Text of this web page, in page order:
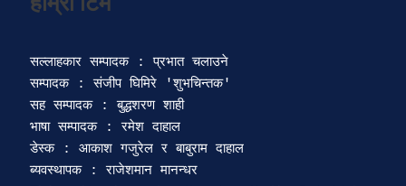
सल्लाहकार सम्पादक : प्रभात चलाउने
सम्पादक : संजीप घिमिरे 'शुभचिन्तक'
सह सम्पादक : बुद्धशरण शाही
भाषा सम्पादक : रमेश दाहाल
डेस्क : आकाश गजुरेल र बाबुराम दाहाल
ब्यवस्थापक : राजेशमान मानन्धर